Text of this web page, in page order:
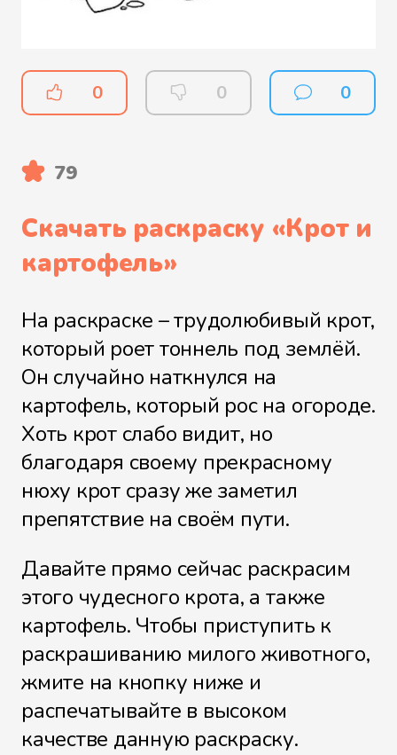
0 0 0
79
Скачать раскраску «Крот и
картофель»
На раскраске – трудолюбивый крот,
который роет тоннель под землёй.
Он случайно наткнулся на
картофель, который рос на огороде.
Хоть крот слабо видит, но
благодаря своему прекрасному
нюху крот сразу же заметил
препятствие на своём пути.
Давайте прямо сейчас раскрасим
этого чудесного крота, а также
картофель. Чтобы приступить к
раскрашиванию милого животного,
жмите на кнопку ниже и
распечатывайте в высоком
качестве данную раскраску.